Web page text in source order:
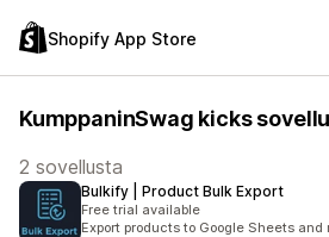
Shopify App Store
KumppaninSwag kicks
2 sovellusta
Bulkify | Product Bulk Export
Free trial available
Export products to Google Sheets